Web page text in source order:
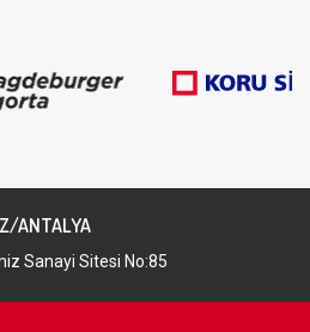
ANTALYA
Sanayi Sitesi No:85